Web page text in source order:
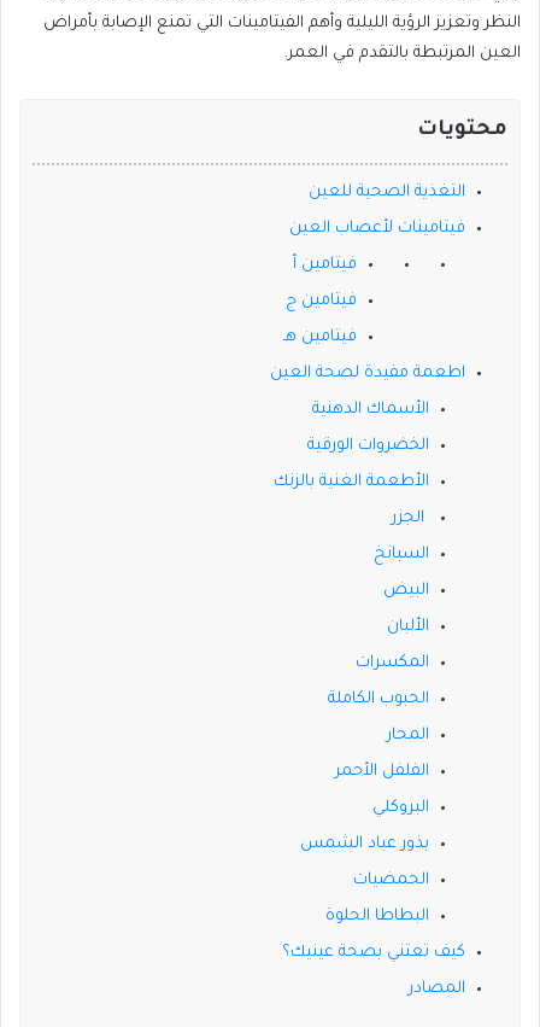
النظر وتعزيز الرؤية الليلية وأهم الفيتامينات التي تمنع الإصابة بأمراض
العين المرتبطة بالتقدم في العمر.
محتويات
التغذية الصحية للعين
فيتامينات لأعصاب العين
فيتامين أ
فيتامين ج
فيتامين هـ
اطعمة مفيدة لصحة العين
الأسماك الدهنية
الخضروات الورقية
الأطعمة الغنية بالزنك
الجزر
السبانخ
البيض
الألبان
المكسرات
الحبوب الكاملة
المحار
الفلفل الأحمر
البروكلي
بذور عباد الشمس
الحمضيات
البطاطا الحلوة
كيف تعتني بصحة عينيك؟
المصادر